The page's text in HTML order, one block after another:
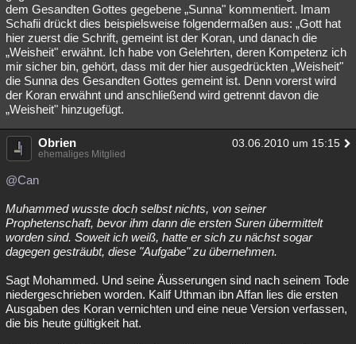
dem Gesandten Gottes gegebene „Sunna" kommentiert. Imam
Schafii drückt dies beispielsweise folgendermaßen aus: „Gott hat
hier zuerst die Schrift, gemeint ist der Koran, und danach die
„Weisheit" erwähnt. Ich habe von Gelehrten, deren Kompetenz ich
mir sicher bin, gehört, dass mit der hier ausgedrückten „Weisheit"
die Sunna des Gesandten Gottes gemeint ist. Denn vorerst wird
der Koran erwähnt und anschließend wird getrennt davon die
„Weisheit" hinzugefügt.
Obrien 03.06.2010 um 15:15
ehemaliges Mitglied
@Can
Muhammed wusste doch selbst nichts, von seiner
Prophetenschaft, bevor ihm dann die ersten Suren übermittelt
worden sind. Soweit ich weiß, hatte er sich zu nächst sogar
dagegen gesträubt, diese "Aufgabe" zu übernehmen.
Sagt Mohammed. Und seine Äusserungen sind nach seinem Tode
niedergeschrieben worden. Kalif Uthman ibn Affan lies die ersten
Ausgaben des Koran vernichten und eine neue Version verfassen,
die bis heute gültigkeit hat.